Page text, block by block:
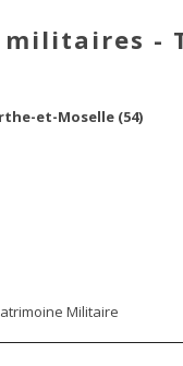
-
et-Moselle (54)
Militaire